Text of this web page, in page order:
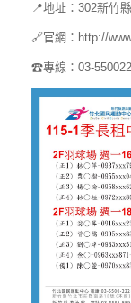
📍地址：302新竹
🔗官網：http://
☎專線：03-